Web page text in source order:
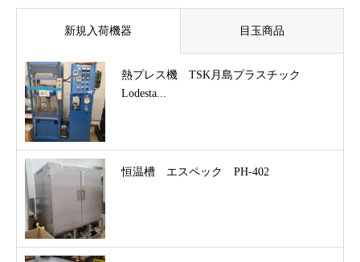
新規入荷機器 目玉商品
熱プレス機 TSK月島プラスチック
Lodesta...
恒温槽 エスペック PH-402